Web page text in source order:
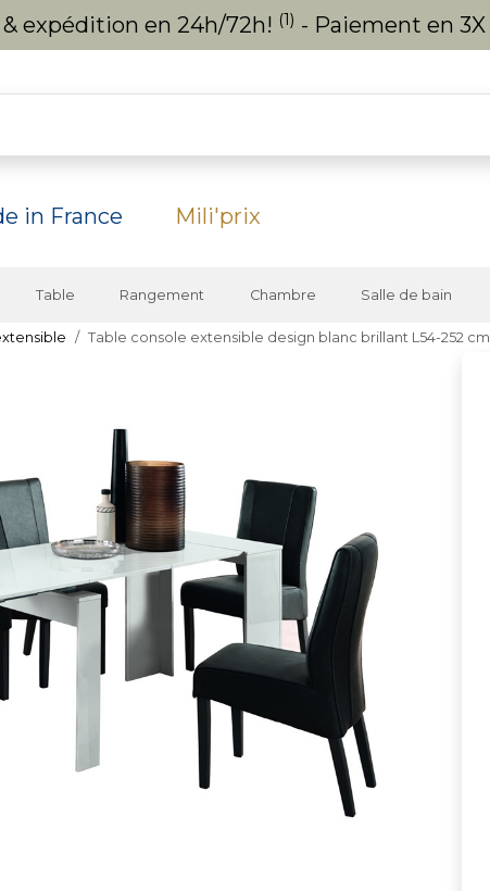
expédition en 24h/72h! (1) - Paiement en
in France Mili'prix
Table Rangement Chambre Salle de bain
Table console extensible design blanc brillant L54-252 cm